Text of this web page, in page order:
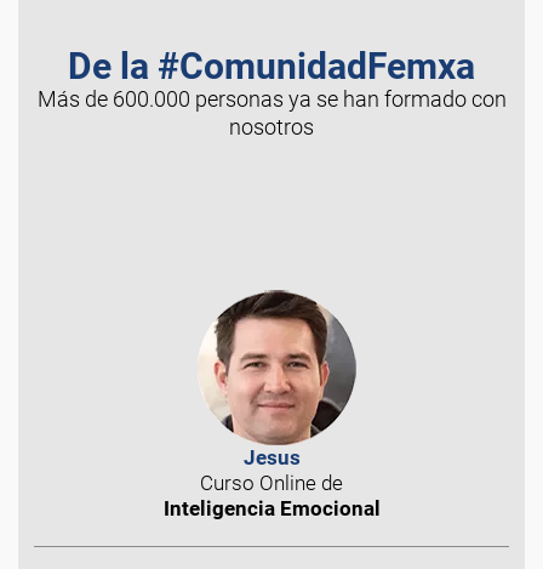
De la #ComunidadFemxa
Más de 600.000 personas ya se han formado con
nosotros
Jesus
Curso Online de
Inteligencia Emocional